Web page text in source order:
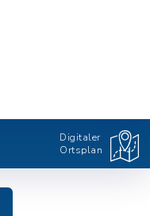
Digitaler
Ortsplan